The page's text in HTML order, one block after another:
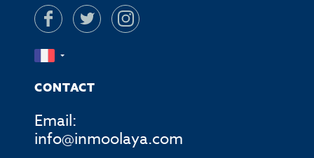
CONTACT
Email:
info@inmoolaya.com